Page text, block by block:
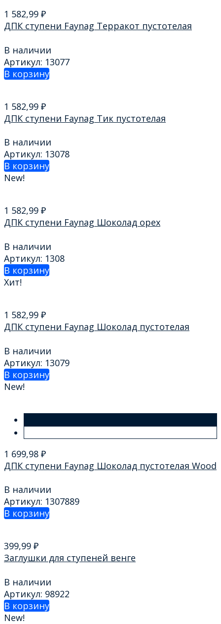
1 582,99 ₽
ДПК ступени Faynag Терракот пустотелая
В наличии
Артикул: 13077
В корзину
1 582,99 ₽
ДПК ступени Faynag Тик пустотелая
В наличии
Артикул: 13078
В корзину
New!
1 582,99 ₽
ДПК ступени Faynag Шоколад орех
В наличии
Артикул: 1308
В корзину
Хит!
1 582,99 ₽
ДПК ступени Faynag Шоколад пустотелая
В наличии
Артикул: 13079
В корзину
New!
1 699,98 ₽
ДПК ступени Faynag Шоколад пустотелая Wood
В наличии
Артикул: 1307889
В корзину
399,99 ₽
Заглушки для ступеней венге
В наличии
Артикул: 98922
В корзину
New!